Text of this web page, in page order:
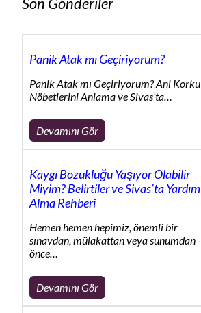
Panik Atak mı Geçiriyorum?
Panik Atak mı Geçiriyorum? Ani Korku
Nöbetlerini Anlama ve Sivas’ta…
Devamını Gör
Kaygı Bozukluğu Yaşıyor Olabilir
Miyim? Belirtiler ve Sivas’ta Yardım
Alma Rehberi
Hemen hemen hepimiz, önemli bir
sınavdan, mülakattan veya sunumdan
önce…
Devamını Gör